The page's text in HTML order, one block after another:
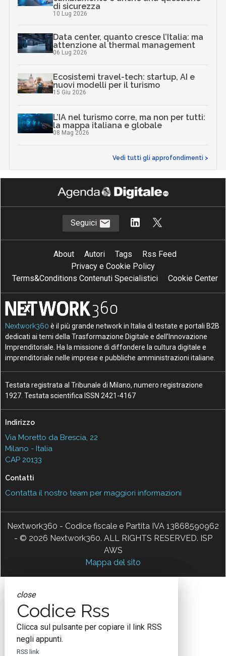
di sicurezza
10 Lug 2026
Data center, quanto cresce l’Italia: ma
attenzione al thermal management
06 Lug 2026
Ecosistemi travel-tech: startup, AI e
nuovi modelli per il turismo
15 Giu 2026
L’IA nel turismo corre, ma non per tutti:
la mappa italiana e globale
08 Mag 2026
Vedi tutti gli approfondimenti >
Seguici
About Autori Tags
Rss Feed
Privacy e Cookie Policy
Terms&Conditions Contenuti Specialistici
Cookie Center
Nextwork360 è il più grande network in Italia di testate e portali B2B
dedicati ai temi della Trasformazione Digitale e dell’Innovazione
Imprenditoriale. Ha la missione di diffondere la cultura digitale e
imprenditoriale nelle imprese e pubbliche amministrazioni italiane.
Testata registrata al Tribunale di Milano, numero registrazione
1927. Testata scientifica ISSN 2421-4167
Indirizzo
Via Moretto da Brescia, 22
Milano - Italia
CAP 20133
Contatti
Contatta il nostro team per maggiori informazioni
Nextwork360 - Codice fiscale e Partita IVA 13868590962
- © 2026 Nextwork360. ALL RIGHTS RESERVED. ISP
AWS
Mappa del sito
close
Codice Rss
Clicca sul pulsante per copiare il link RSS
negli appunti.
RSS link